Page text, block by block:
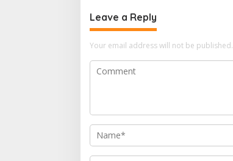
Leave a Reply
Your email address will not be published.